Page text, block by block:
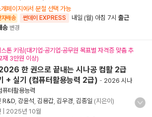
개페이지에서 분철 선택 가능
자배송 썬데이 EXPRESS 내일 (월) 아침 7시 출근
송 변경
톤 키링(대기업·공기업·공무원 목표별 자격증 맞춤 추
재 3만원 이상)
한 권으로 끝내는 시나공 컴활 2급
+ 실기 (컴퓨터활용능력 2급) - 2026 시나
퓨터활용능력
R&D 강윤석 김용갑 김우경 김종일 (지은이)
2025년 10월